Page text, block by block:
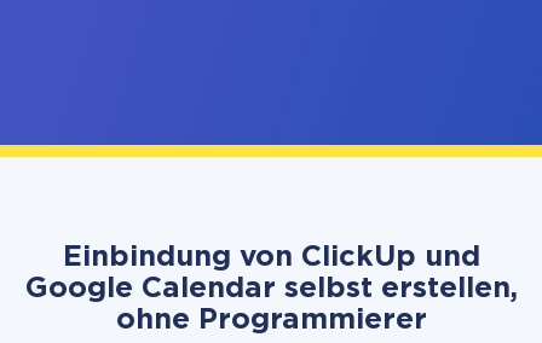
Einbindung von ClickUp und
Google Calendar selbst erstellen,
ohne Programmierer